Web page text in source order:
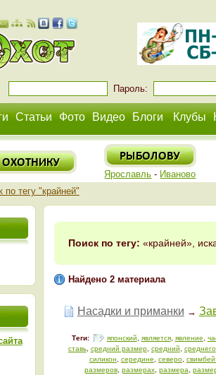
Пароль:
Статьи Фото Видео Блоги Клубы
Ярославль - Иваново
по тегу "крайней"
Поиск по тегу: «крайней»,
Найдено 2 материала
Насадки и приманки →
Теги: японский является, явление
ставь, средний размер, средний среднего,
силикон
середине северо,
размеров, размерах, размера